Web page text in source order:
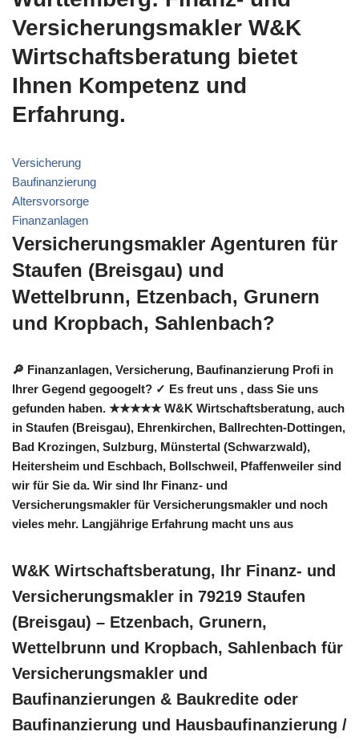
Versicherungsmakler W&K
Wirtschaftsberatung bietet
Ihnen Kompetenz und
Erfahrung.
Versicherung
Baufinanzierung
Altersvorsorge
Finanzanlagen
Versicherungsmakler Agenturen für
Staufen (Breisgau) und
Wettelbrunn, Etzenbach, Grunern
und Kropbach, Sahlenbach?
🔎 Finanzanlagen, Versicherung, Baufinanzierung Profi in
Ihrer Gegend gegoogelt? ✓ Es freut uns , dass Sie uns
gefunden haben. ★★★★★ W&K Wirtschaftsberatung, auch
in Staufen (Breisgau), Ehrenkirchen, Ballrechten-Dottingen,
Bad Krozingen, Sulzburg, Münstertal (Schwarzwald),
Heitersheim und Eschbach, Bollschweil, Pfaffenweiler sind
wir für Sie da. Wir sind Ihr Finanz- und
Versicherungsmakler für Versicherungsmakler und noch
vieles mehr. Langjährige Erfahrung macht uns aus
W&K Wirtschaftsberatung, Ihr Finanz- und
Versicherungsmakler in 79219 Staufen
(Breisgau) – Etzenbach, Grunern,
Wettelbrunn und Kropbach, Sahlenbach für
Versicherungsmakler und
Baufinanzierungen & Baukredite oder
Baufinanzierung und Hausbaufinanzierung /